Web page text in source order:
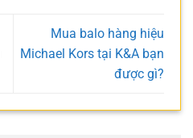
Mua balo hàng hiệu
Michael Kors tại K&A bạn
được gì?